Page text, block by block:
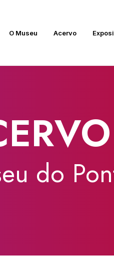
O Museu Acervo
do